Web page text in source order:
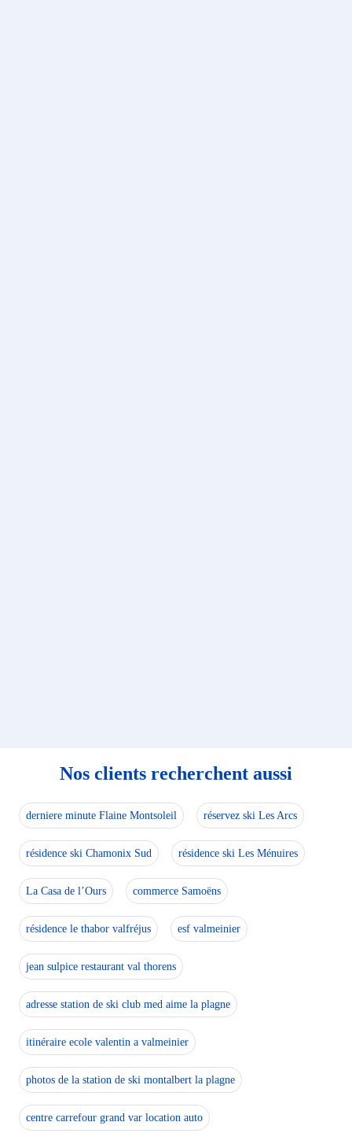
Nos clients recherchent aussi
derniere minute Flaine Montsoleil réservez ski Les Arcs
résidence ski Chamonix Sud résidence ski Les Ménuires
La Casa de l’Ours commerce Samoëns
résidence le thabor valfréjus esf valmeinier
jean sulpice restaurant val thorens
adresse station de ski club med aime la plagne
itinéraire ecole valentin a valmeinier
photos de la station de ski montalbert la plagne
centre carrefour grand var location auto